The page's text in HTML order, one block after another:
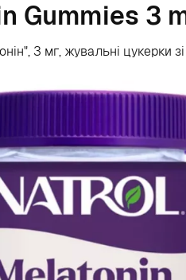
Gummies 3
3 мг, жувальні цукерки